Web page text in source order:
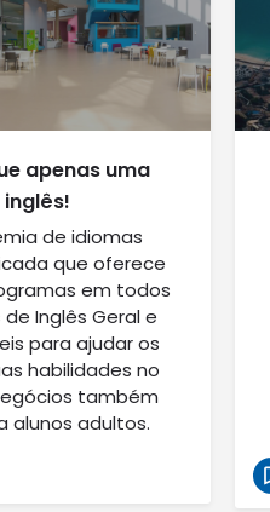
apenas uma
de idiomas
que oferece
em todos
Inglês Geral e
para ajudar os
habilidades no
também
alunos adultos.